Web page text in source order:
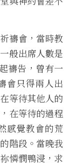
禱會，當時教
般出席人數是
禱告，曾有一
會只得兩人出
等待其他人的
在等待的過程
感覺教會的荒
階段。當晚我
憐憫鴨浸，求